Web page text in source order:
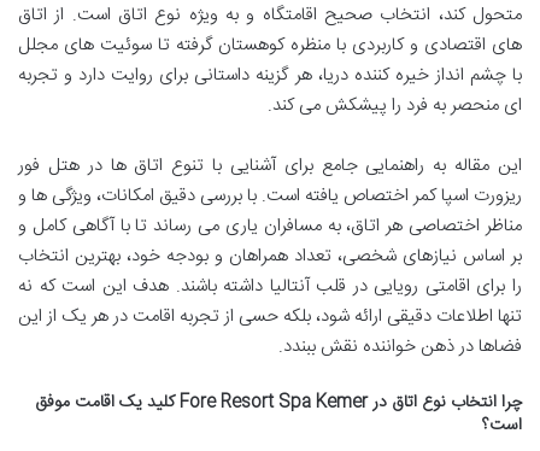
متحول کند، انتخاب صحیح اقامتگاه و به ویژه نوع اتاق است. از اتاق
های اقتصادی و کاربردی با منظره کوهستان گرفته تا سوئیت های مجلل
با چشم انداز خیره کننده دریا، هر گزینه داستانی برای روایت دارد و تجربه
ای منحصر به فرد را پیشکش می کند.
این مقاله به راهنمایی جامع برای آشنایی با تنوع اتاق ها در هتل فور
ریزورت اسپا کمر اختصاص یافته است. با بررسی دقیق امکانات، ویژگی ها و
مناظر اختصاصی هر اتاق، به مسافران یاری می رساند تا با آگاهی کامل و
بر اساس نیازهای شخصی، تعداد همراهان و بودجه خود، بهترین انتخاب
را برای اقامتی رویایی در قلب آنتالیا داشته باشند. هدف این است که نه
تنها اطلاعات دقیقی ارائه شود، بلکه حسی از تجربه اقامت در هر یک از این
فضاها در ذهن خواننده نقش ببندد.
چرا انتخاب نوع اتاق در Fore Resort Spa Kemer کلید یک اقامت موفق
است؟